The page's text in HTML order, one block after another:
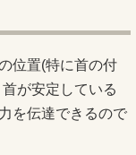
位置(特に首の付
が安定している
を伝達できるので